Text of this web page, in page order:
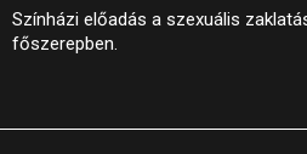
Színházi előadás a szexuális
főszerepben.